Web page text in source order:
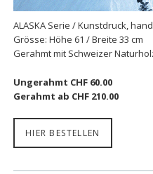
ALASKA Serie / Kunstdruck,
Grösse: Höhe 61 / Breite 33 cm
Gerahmt mit Schweizer
Ungerahmt CHF 60.00
Gerahmt ab CHF 210.00
HIER BESTELLEN